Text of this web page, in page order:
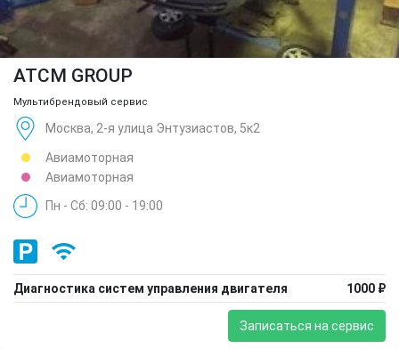
ATCM GROUP
Мультибрендовый сервис
Москва, 2-я улица Энтузиастов, 5к2
Авиамоторная
Авиамоторная
Пн - Сб: 09:00 - 19:00
Диагностика систем управления двигателя 1000 ₽
Записаться на сервис